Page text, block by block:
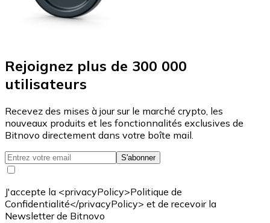
Rejoignez plus de 300 000
utilisateurs
Recevez des mises à jour sur le marché crypto, les
nouveaux produits et les fonctionnalités exclusives de
Bitnovo directement dans votre boîte mail.
S'abonner
J'accepte la <privacyPolicy>Politique de
Confidentialité</privacyPolicy> et de recevoir la
Newsletter de Bitnovo